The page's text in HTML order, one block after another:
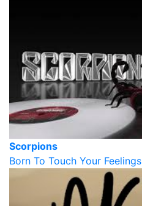
Scorpions
Born To Touch Your Feelings